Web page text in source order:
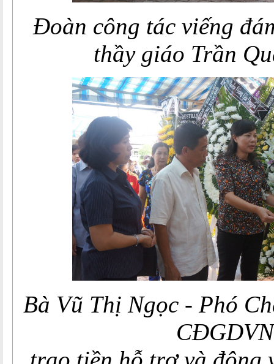
Đoàn công tác viếng
thầy giáo Trần
Bà Vũ Thị Ngọc - Phó
CĐGDVN